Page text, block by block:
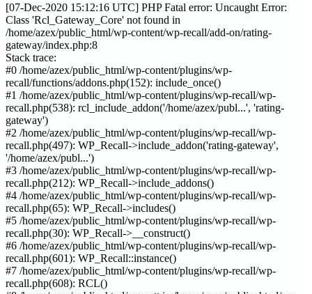
[07-Dec-2020 15:12:16 UTC] PHP Fatal error: Uncaught Error:
Class 'Rcl_Gateway_Core' not found in
/home/azex/public_html/wp-content/wp-recall/add-on/rating-
gateway/index.php:8
Stack trace:
#0 /home/azex/public_html/wp-content/plugins/wp-
recall/functions/addons.php(152): include_once()
#1 /home/azex/public_html/wp-content/plugins/wp-recall/wp-
recall.php(538): rcl_include_addon('/home/azex/publ...', 'rating-
gateway')
#2 /home/azex/public_html/wp-content/plugins/wp-recall/wp-
recall.php(497): WP_Recall->include_addon('rating-gateway',
'/home/azex/publ...')
#3 /home/azex/public_html/wp-content/plugins/wp-recall/wp-
recall.php(212): WP_Recall->include_addons()
#4 /home/azex/public_html/wp-content/plugins/wp-recall/wp-
recall.php(65): WP_Recall->includes()
#5 /home/azex/public_html/wp-content/plugins/wp-recall/wp-
recall.php(30): WP_Recall->__construct()
#6 /home/azex/public_html/wp-content/plugins/wp-recall/wp-
recall.php(601): WP_Recall::instance()
#7 /home/azex/public_html/wp-content/plugins/wp-recall/wp-
recall.php(608): RCL()